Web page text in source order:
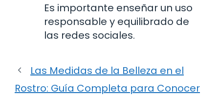
Es importante enseñar un uso
responsable y equilibrado de
las redes sociales.
Las Medidas de la Belleza en el
Rostro: Guía Completa para Conocer